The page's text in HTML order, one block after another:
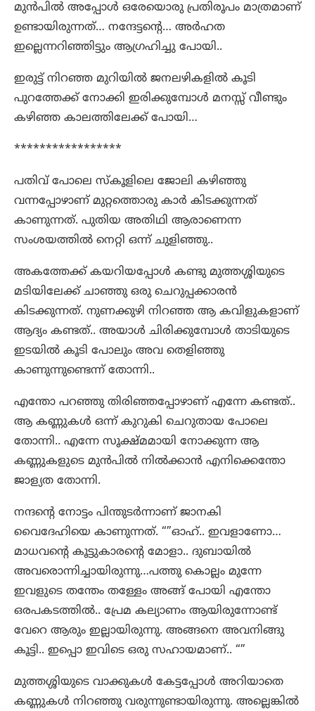
മുൻപിൽ അപ്പോൾ ഒരേയൊരു പ്രതിരൂപം മാത്രമാണ്
ഉണ്ടായിരുന്നത്… നന്ദേട്ടന്റെ… അർഹത
ഇല്ലെന്നറിഞ്ഞിട്ടും ആഗ്രഹിച്ചു പോയി..
ഇരുട്ട് നിറഞ്ഞ മുറിയിൽ ജനലഴികളിൽ കൂടി
പുറത്തേക്ക് നോക്കി ഇരിക്കുമ്പോൾ മനസ്സ് വീണ്ടും
കഴിഞ്ഞ കാലത്തിലേക്ക് പോയി…
*****************
പതിവ് പോലെ സ്കൂളിലെ ജോലി കഴിഞ്ഞു
വന്നപ്പോഴാണ് മുറ്റത്തൊരു കാർ കിടക്കുന്നത്
കാണുന്നത്. പുതിയ അതിഥി ആരാണെന്ന
സംശയത്തിൽ നെറ്റി ഒന്ന് ചുളിഞ്ഞു..
അകത്തേക്ക് കയറിയപ്പോൾ കണ്ടു മുത്തശ്ശിയുടെ
മടിയിലേക്ക് ചാഞ്ഞു ഒരു ചെറുപ്പക്കാരൻ
കിടക്കുന്നത്. നുണക്കുഴി നിറഞ്ഞ ആ കവിളുകളാണ്
ആദ്യം കണ്ടത്.. അയാൾ ചിരിക്കുമ്പോൾ താടിയുടെ
ഇടയിൽ കൂടി പോലും അവ തെളിഞ്ഞു
കാണുന്നുണ്ടെന്ന് തോന്നി..
എന്തോ പറഞ്ഞു തിരിഞ്ഞപ്പോഴാണ് എന്നേ കണ്ടത്..
ആ കണ്ണുകൾ ഒന്ന് കുറുകി ചെറുതായ പോലെ
തോന്നി.. എന്നേ സൂക്ഷ്മമായി നോക്കുന്ന ആ
കണ്ണുകളുടെ മുൻപിൽ നിൽക്കാൻ എനിക്കെന്തോ
ജാള്യത തോന്നി.
നന്ദന്റെ നോട്ടം പിന്തുടർന്നാണ് ജാനകി
വൈദേഹിയെ കാണുന്നത്. “”ഓഹ്.. ഇവളാണോ…
മാധവന്റെ കൂട്ടുകാരന്റെ മോളാ.. ദുബായിൽ
അവരൊന്നിച്ചായിരുന്നു…പത്തു കൊല്ലം മുന്നേ
ഇവളുടെ തന്തേം തള്ളേം അങ്ങ് പോയി എന്തോ
ഒരപകടത്തിൽ.. പ്രേമ കല്യാണം ആയിരുന്നോണ്ട്
വേറെ ആരും ഇല്ലായിരുന്നു. അങ്ങനെ അവനിങ്ങു
കൂട്ടി.. ഇപ്പൊ ഇവിടെ ഒരു സഹായമാണ്.. “”
മുത്തശ്ശിയുടെ വാക്കുകൾ കേട്ടപ്പോൾ അറിയാതെ
കണ്ണുകൾ നിറഞ്ഞു വരുന്നുണ്ടായിരുന്നു. അല്ലെങ്കിൽ